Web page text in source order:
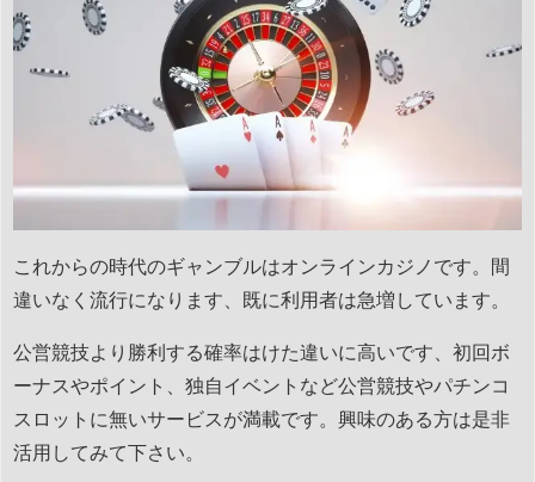
これからの時代のギャンブルはオンラインカジノです。間
違いなく流行になります、既に利用者は急増しています。
公営競技より勝利する確率はけた違いに高いです、初回ボ
ーナスやポイント、独自イベントなど公営競技やパチンコ
スロットに無いサービスが満載です。興味のある方は是非
活用してみて下さい。